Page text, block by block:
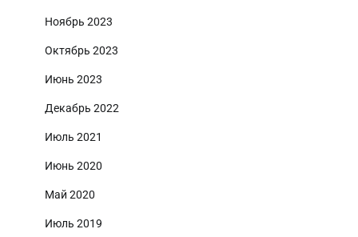
Ноябрь 2023
Октябрь 2023
Июнь 2023
Декабрь 2022
Июль 2021
Июнь 2020
Май 2020
Июль 2019